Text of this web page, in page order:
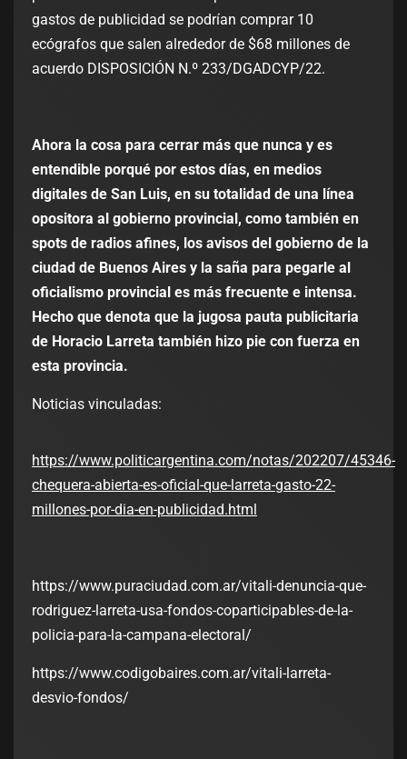
gastos de publicidad se podrían comprar 10
ecógrafos que salen alrededor de $68 millones de
acuerdo DISPOSICIÓN N.º 233/DGADCYP/22.
Ahora la cosa para cerrar más que nunca y es
entendible porqué por estos días, en medios
digitales de San Luis, en su totalidad de una línea
opositora al gobierno provincial, como también en
spots de radios afines, los avisos del gobierno de la
ciudad de Buenos Aires y la saña para pegarle al
oficialismo provincial es más frecuente e intensa.
Hecho que denota que la jugosa pauta publicitaria
de Horacio Larreta también hizo pie con fuerza en
esta provincia.
Noticias vinculadas:
https://www.politicargentina.com/notas/202207/45346-
chequera-abierta-es-oficial-que-larreta-gasto-22-
millones-por-dia-en-publicidad.html
https://www.puraciudad.com.ar/vitali-denuncia-que-
rodriguez-larreta-usa-fondos-coparticipables-de-la-
policia-para-la-campana-electoral/
https://www.codigobaires.com.ar/vitali-larreta-
desvio-fondos/